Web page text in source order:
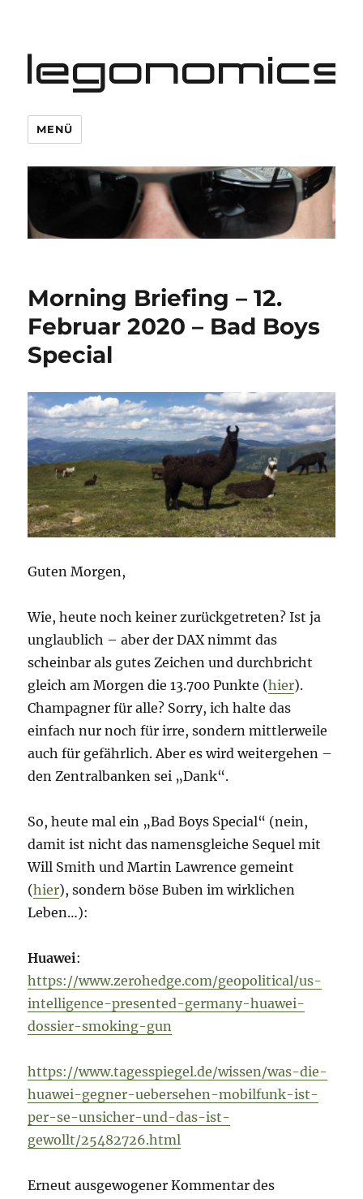
legonomics
MENÜ
Morning Briefing – 12.
Februar 2020 – Bad Boys
Special
Guten Morgen,
Wie, heute noch keiner zurückgetreten? Ist ja
unglaublich – aber der DAX nimmt das
scheinbar als gutes Zeichen und durchbricht
gleich am Morgen die 13.700 Punkte (hier).
Champagner für alle? Sorry, ich halte das
einfach nur noch für irre, sondern mittlerweile
auch für gefährlich. Aber es wird weitergehen –
den Zentralbanken sei „Dank“.
So, heute mal ein „Bad Boys Special“ (nein,
damit ist nicht das namensgleiche Sequel mit
Will Smith und Martin Lawrence gemeint
(hier), sondern böse Buben im wirklichen
Leben…):
Huawei:
https://www.zerohedge.com/geopolitical/us-
intelligence-presented-germany-huawei-
dossier-smoking-gun
https://www.tagesspiegel.de/wissen/was-die-
huawei-gegner-uebersehen-mobilfunk-ist-
per-se-unsicher-und-das-ist-
gewollt/25482726.html
Erneut ausgewogener Kommentar des